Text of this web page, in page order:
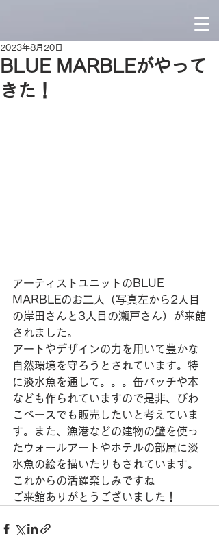
BLUE MARBLEがやって
きた！
2023年8月20日
アーティストユニットのBLUE
MARBLEのお二人（写真左から2人目
の岸田さんと3人目の瀬戸さん）が来館
されました。
アートやデザインの力を用いて豊かな
自然環境を守ろうとされています。特
に淡水魚を通して。。。缶バッチや本
なども作られていますので是非、びわ
こベースでも販売したいと考えていま
す。また、漁港などの建物の壁を使っ
たウォールアートやホテルの部屋に淡
水魚の絵を描いたりもされています。
これからの活躍楽しみですね
ご来館ありがとうございました！